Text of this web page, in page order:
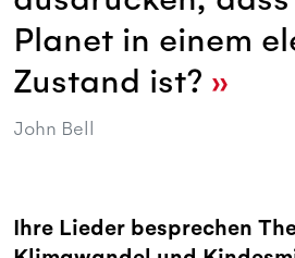
Planet in einem
Zustand ist?
John Bell
Ihre Lieder besprechen